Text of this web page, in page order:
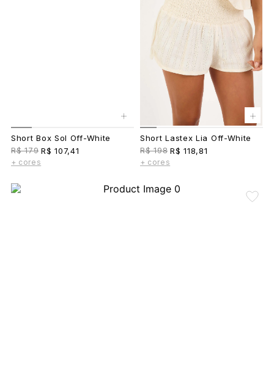
+
Short Box Sol Off-White
R$ 179 R$ 107,41
+ cores
+
Short Lastex Lia Off-White
R$ 198 R$ 118,81
+ cores